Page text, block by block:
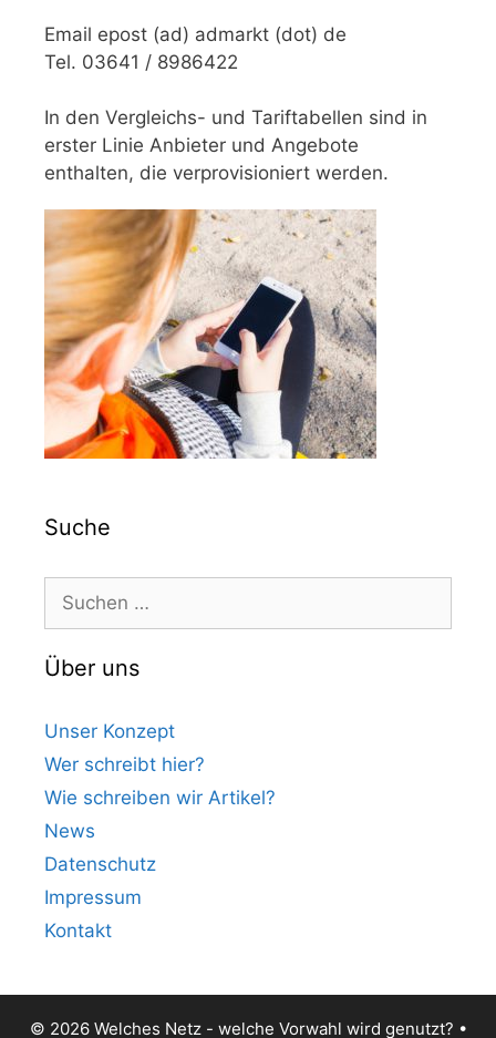
Email epost (ad) admarkt (dot) de
Tel. 03641 / 8986422
In den Vergleichs- und Tariftabellen sind in
erster Linie Anbieter und Angebote
enthalten, die verprovisioniert werden.
Suche
Suchen
nach:
Über uns
Unser Konzept
Wer schreibt hier?
Wie schreiben wir Artikel?
News
Datenschutz
Impressum
Kontakt
© 2026 Welches Netz - welche Vorwahl wird genutzt? •